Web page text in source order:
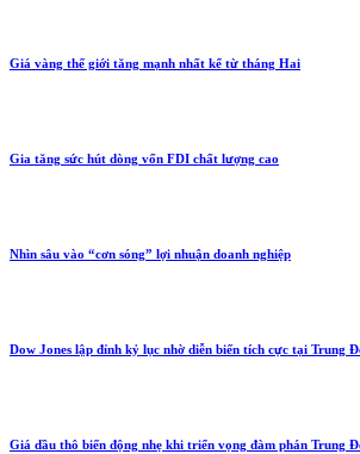
Giá vàng thế giới tăng mạnh nhất kể từ tháng Hai
Gia tăng sức hút dòng vốn FDI chất lượng cao
Nhìn sâu vào “cơn sóng” lợi nhuận doanh nghiệp
Dow Jones lập đỉnh kỷ lục nhờ diễn biến tích cực tại Trung
Giá dầu thô biến động nhẹ khi triển vọng đàm phán Trung